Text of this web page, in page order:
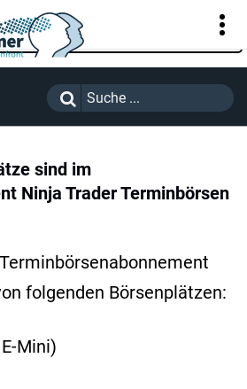
sind im
Ninja Trader Terminbörsen
folgenden Börsenplätzen:
Mini)